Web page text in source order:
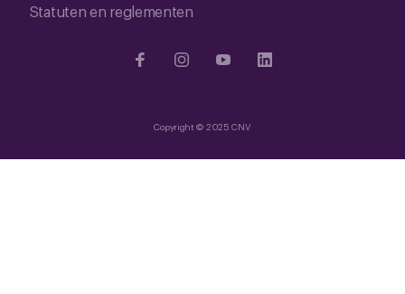
Statuten en reglementen
Copyright © 2025 CNV